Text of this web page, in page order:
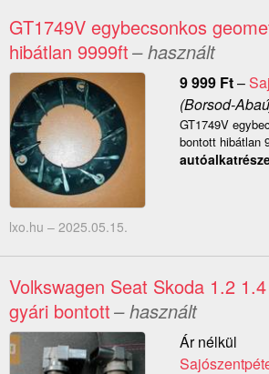
GT1749V egybecsonkos
hibátlan 9999ft– használt
9 999 Ft–
(Borsod-
GT1749V
bontott hibátlan
lxo.hu – 2025.05.15.
Volkswagen Seat Skoda 1.2
gyári bontott– használt
Ár nélkül